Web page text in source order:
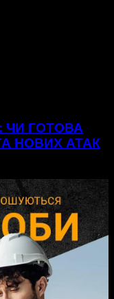
ЧИ ГОТОВА
НОВИХ АТАК